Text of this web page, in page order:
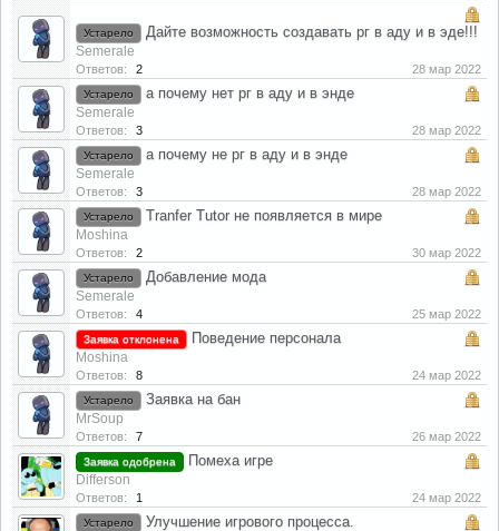
Устарело Дайте возможность создавать рг в аду и в эде!!!
Semerale
Ответов: 2 28 мар 2022
Устарело а почему нет рг в аду и в энде
Semerale
Ответов: 3 28 мар 2022
Устарело а почему не рг в аду и в энде
Semerale
Ответов: 3 28 мар 2022
Устарело Tranfer Tutor не появляется в мире
Moshina
Ответов: 2 30 мар 2022
Устарело Добавление мода
Semerale
Ответов: 4 25 мар 2022
Заявка отклонена Поведение персонала
Moshina
Ответов: 8 24 мар 2022
Устарело Заявка на бан
MrSoup
Ответов: 7 26 мар 2022
Заявка одобрена Помеха игре
Differson
Ответов: 1 24 мар 2022
Устарело Улучшение игрового процесса.